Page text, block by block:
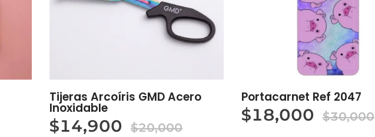
Tijeras Arcoíris GMD Acero
Inoxidable
$14,900 $20,000
Portacarnet Ref 2047
$18,000 $30,000